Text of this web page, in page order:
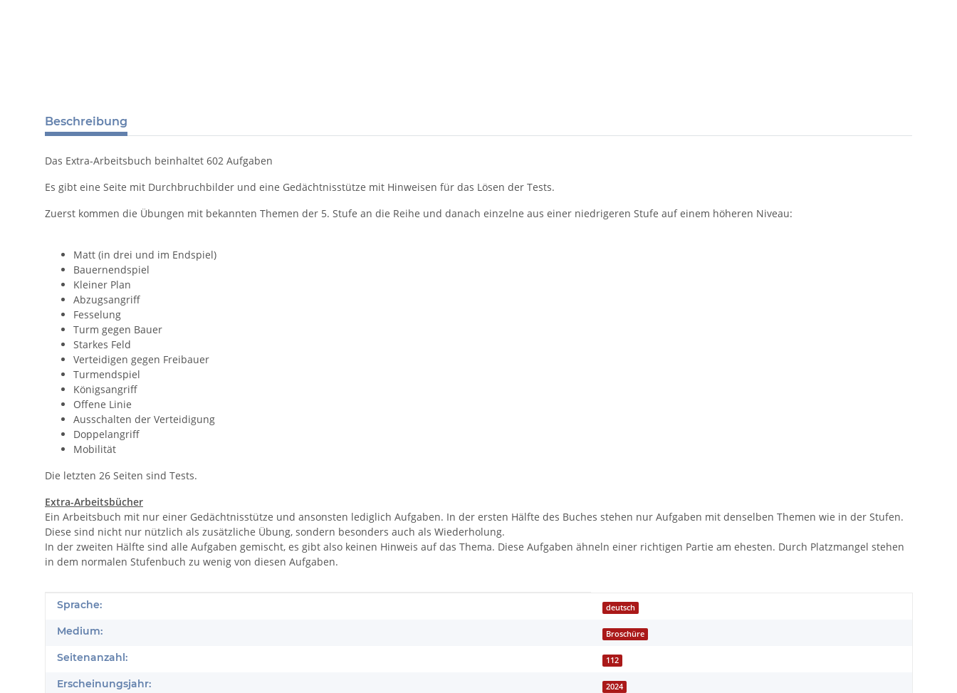
Beschreibung
Das Extra-Arbeitsbuch beinhaltet 602 Aufgaben
Es gibt eine Seite mit Durchbruchbilder und eine Gedächtnisstütze mit Hinweisen für das Lösen der Tests.
Zuerst kommen die Übungen mit bekannten Themen der 5. Stufe an die Reihe und danach einzelne aus einer niedrigeren Stufe auf einem höheren Niveau:
Matt (in drei und im Endspiel)
Bauernendspiel
Kleiner Plan
Abzugsangriff
Fesselung
Turm gegen Bauer
Starkes Feld
Verteidigen gegen Freibauer
Turmendspiel
Königsangriff
Offene Linie
Ausschalten der Verteidigung
Doppelangriff
Mobilität
Die letzten 26 Seiten sind Tests.
Extra-Arbeitsbücher
Ein Arbeitsbuch mit nur einer Gedächtnisstütze und ansonsten lediglich Aufgaben. In der ersten Hälfte des Buches stehen nur Aufgaben mit denselben Themen wie in der Stufen.
Diese sind nicht nur nützlich als zusätzliche Übung, sondern besonders auch als Wiederholung.
In der zweiten Hälfte sind alle Aufgaben gemischt, es gibt also keinen Hinweis auf das Thema. Diese Aufgaben ähneln einer richtigen Partie am ehesten. Durch Platzmangel stehen
in dem normalen Stufenbuch zu wenig von diesen Aufgaben.
Produkteigenschaft
Wert
Sprache: deutsch
Medium: Broschüre
Seitenanzahl: 112
Erscheinungsjahr: 2024